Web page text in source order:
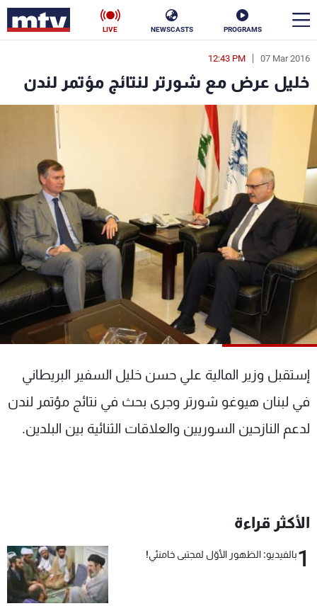
PROGRAMS
NEWSCASTS
LIVE
07 Mar 2016
12:43 PM
خليل عرض مع شورتر لنتائج مؤتمر لندن
إستقبل وزير المالية علي حسن خليل السفير البريطاني
في لبنان هيوغو شورتر وجرى بحث في نتائج مؤتمر لندن
لدعم النازحين السوريين والعلاقات الثنائية بين البلدين.
الأكثر قراءة
1بالفيديو: الظهور الأوّل لمجتبى خامنئي!
en
الأخبار
إقتصاد
منوعات
كأس العالم
البرامج
جدول البرامج
شاهد البرامج
عن MTV
الإنـتـاج
لاعلاناتكم
وظائف
تواصل معنا
شروط الإسـتخدام